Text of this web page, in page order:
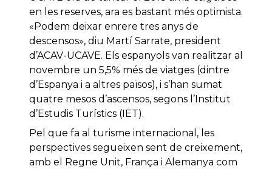
en les reserves, ara es bastant més optimista.
«Podem deixar enrere tres anys de
descensos», diu Martí Sarrate, president
d’ACAV-UCAVE. Els espanyols van realitzar al
novembre un 5,5% més de viatges (dintre
d’Espanya i a altres països), i s’han sumat
quatre mesos d’ascensos, segons l’Institut
d’Estudis Turístics (IET).
Pel que fa al turisme internacional, les
perspectives segueixen sent de creixement,
amb el Regne Unit, França i Alemanya com